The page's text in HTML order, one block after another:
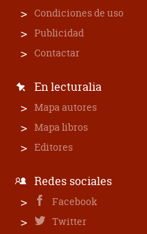
Condiciones de uso
Publicidad
Contactar
En lecturalia
Mapa autores
Mapa libros
Editores
Redes sociales
Facebook
Twitter